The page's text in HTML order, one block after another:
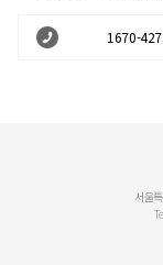
1670-
서울